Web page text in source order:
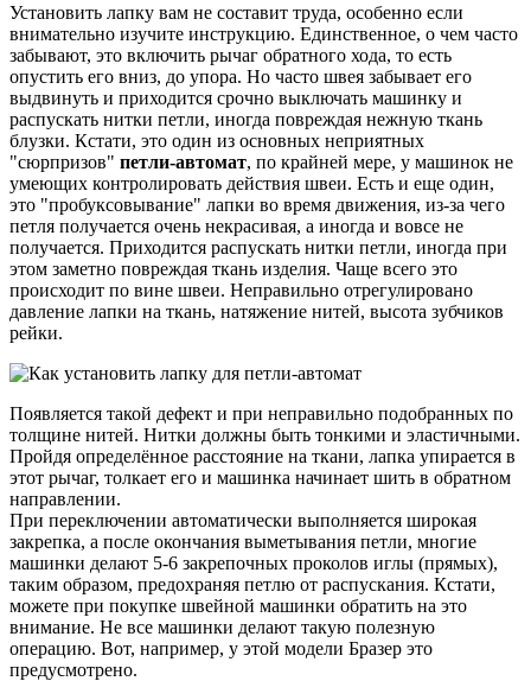
Установить лапку вам не составит труда, особенно если
внимательно изучите инструкцию. Единственное, о чем часто
забывают, это включить рычаг обратного хода, то есть
опустить его вниз, до упора. Но часто швея забывает его
выдвинуть и приходится срочно выключать машинку и
распускать нитки петли, иногда повреждая нежную ткань
блузки. Кстати, это один из основных неприятных
"сюрпризов" петли-автомат, по крайней мере, у машинок не
умеющих контролировать действия швеи. Есть и еще один,
это "пробуксовывание" лапки во время движения, из-за чего
петля получается очень некрасивая, а иногда и вовсе не
получается. Приходится распускать нитки петли, иногда при
этом заметно повреждая ткань изделия. Чаще всего это
происходит по вине швеи. Неправильно отрегулировано
давление лапки на ткань, натяжение нитей, высота зубчиков
рейки.
Появляется такой дефект и при неправильно подобранных по
толщине нитей. Нитки должны быть тонкими и эластичными.
Пройдя определённое расстояние на ткани, лапка упирается в
этот рычаг, толкает его и машинка начинает шить в обратном
направлении.
При переключении автоматически выполняется широкая
закрепка, а после окончания выметывания петли, многие
машинки делают 5-6 закрепочных проколов иглы (прямых),
таким образом, предохраняя петлю от распускания. Кстати,
можете при покупке швейной машинки обратить на это
внимание. Не все машинки делают такую полезную
операцию. Вот, например, у этой модели Бразер это
предусмотрено.